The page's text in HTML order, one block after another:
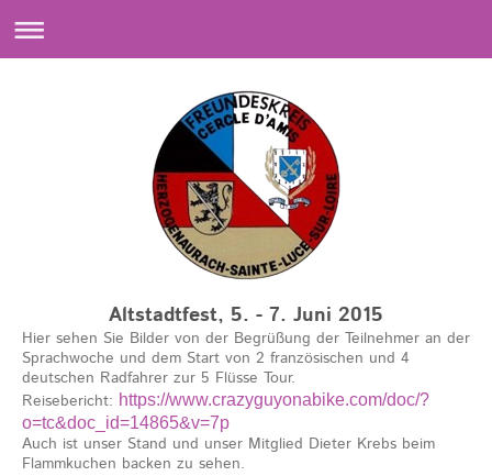
Altstadtfest, 5. - 7. Juni 2015
Hier sehen Sie Bilder von der Begrüßung der Teilnehmer an der
Sprachwoche und dem Start von 2 französischen und 4
deutschen Radfahrer zur 5 Flüsse Tour.
Reisebericht: https://www.crazyguyonabike.com/doc/?
o=tc&doc_id=14865&v=7p
Auch ist unser Stand und unser Mitglied Dieter Krebs beim
Flammkuchen backen zu sehen.